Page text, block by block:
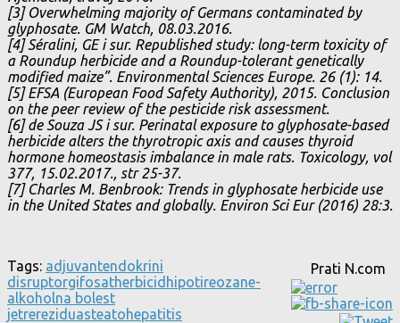
[3] Overwhelming majority of Germans contaminated by
glyphosate. GM Watch, 08.03.2016.
[4] Séralini, GE i sur. Republished study: long-term toxicity of
a Roundup herbicide and a Roundup-tolerant genetically
modified maize”. Environmental Sciences Europe. 26 (1): 14.
[5] EFSA (European Food Safety Authority), 2015. Conclusion
on the peer review of the pesticide risk assessment.
[6] de Souza JS i sur. Perinatal exposure to glyphosate-based
herbicide alters the thyrotropic axis and causes thyroid
hormone homeostasis imbalance in male rats. Toxicology, vol
377, 15.02.2017., str 25-37.
[7] Charles M. Benbrook: Trends in glyphosate herbicide use
in the United States and globally. Environ Sci Eur (2016) 28:3.
Prati N.com
Tags: adjuvantendokrini
disruptorgifosatherbicid hipotireozane-
alkoholna bolest
jetrereziduasteatohepatitis